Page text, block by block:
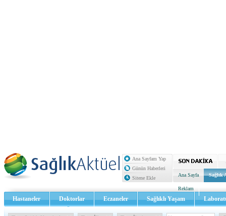
Ana Sayfam Yap
Günün Haberleri
Sitene Ekle
Ana Sayfa Sağlık
Reklam
Hastaneler Doktorlar Eczaneler Sağlıklı Yaşam
Sağlık TV - Video İletişim